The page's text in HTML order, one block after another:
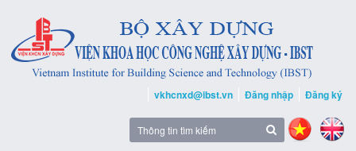
vkhcnxd@ibst.vn Đăng nhập Đăng ký